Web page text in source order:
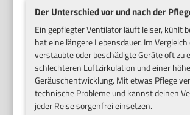
Der Unterschied vor und nach der
Ein gepflegter Ventilator läuft leiser, kühlt
hat eine längere Lebensdauer. Im
verstaubte oder beschädigte Geräte oft zu
schlechteren Luftzirkulation und einer
Geräuschentwicklung. Mit etwas Pflege
technische Probleme und kannst deinen
jeder Reise sorgenfrei einsetzen.